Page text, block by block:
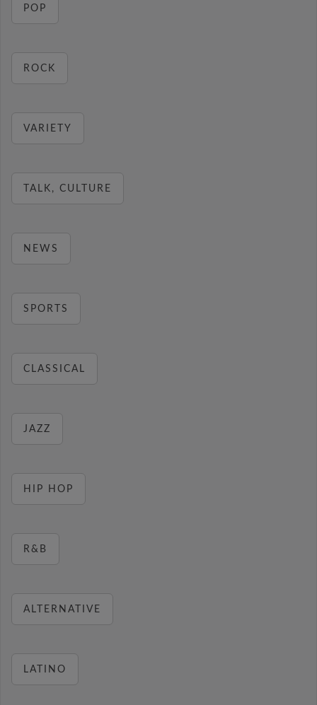
POP
ROCK
VARIETY
TALK, CULTURE
NEWS
SPORTS
CLASSICAL
JAZZ
HIP HOP
R&B
ALTERNATIVE
LATINO